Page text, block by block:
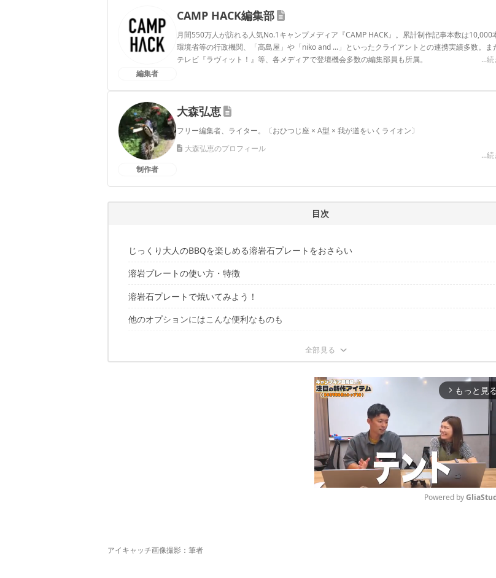
編集者
CAMP HACK編集部
月間550万人が訪れる人気No.1キャンプメディア『CAMP HACK』。累計制作記事本数は10,000
環境省等の行政機関、「髙島屋」や「niko and ...」といったクライアントとの連携実績多数。ま
テレビ『ラヴィット！』等、各メディアで登壇機会多数の編集部員も所属。
...
制作者
大森弘恵
フリー編集者、ライター。〔おひつじ座 × A型 × 我が道をいくライオン〕
...
大森弘恵のプロフィール
目次
じっくり大人のBBQを楽しめる溶岩石プレートをおさらい
名品「レギュレーターストーブ」のオプション
溶岩プレートの使い方・特徴
溶岩石プレートで焼いてみよう！
締めに焼きおにぎり
他のオプションにはこんな便利なものも
arrow_forward_ios もっと見る
Powered by
アイキャッチ画像撮影：筆者